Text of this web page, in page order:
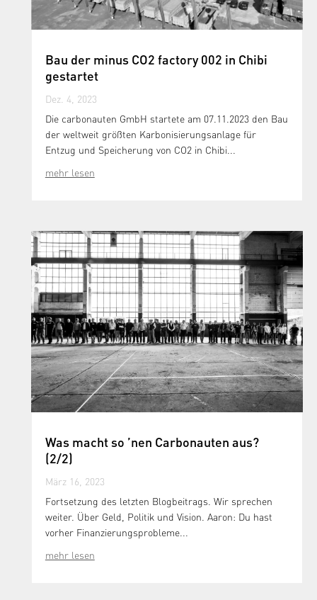
Bau der minus CO2 factory 002 in Chibi
gestartet
Dez. 4, 2023
Die carbonauten GmbH startete am 07.11.2023 den Bau
der weltweit größten Karbonisierungsanlage für
Entzug und Speicherung von CO2 in Chibi...
mehr lesen
Was macht so ’nen Carbonauten aus?
(2/2)
März 16, 2023
Fortsetzung des letzten Blogbeitrags. Wir sprechen
weiter. Über Geld, Politik und Vision. Aaron: Du hast
vorher Finanzierungsprobleme...
mehr lesen